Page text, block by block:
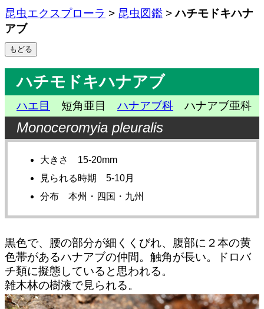
昆虫エクスプローラ > 昆虫図鑑 >ハチモドキハナ
アブ
ハチモドキハナアブ
ハエ目 短角亜目 ハナアブ科 ハナアブ亜科
Monoceromyia pleuralis
大きさ 15-20mm
見られる時期 5-10月
分布 本州・四国・九州
黒色で、腰の部分が細くくびれ、腹部に２本の黄
色帯があるハナアブの仲間。触角が長い。ドロバ
チ類に擬態していると思われる。
雑木林の樹液で見られる。